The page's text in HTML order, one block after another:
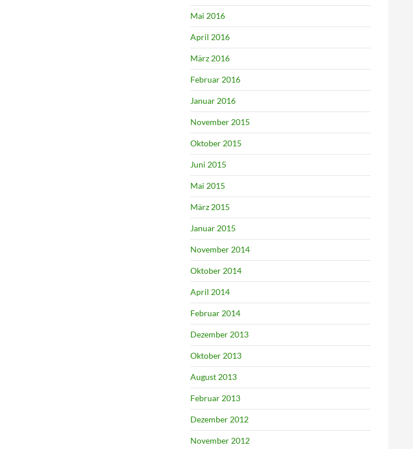
Mai 2016
April 2016
März 2016
Februar 2016
Januar 2016
November 2015
Oktober 2015
Juni 2015
Mai 2015
März 2015
Januar 2015
November 2014
Oktober 2014
April 2014
Februar 2014
Dezember 2013
Oktober 2013
August 2013
Februar 2013
Dezember 2012
November 2012